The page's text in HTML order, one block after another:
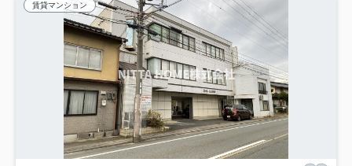
賃貸マンション